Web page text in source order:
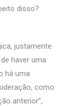
disso?
justamente
haver uma
há uma
como
anterior”,